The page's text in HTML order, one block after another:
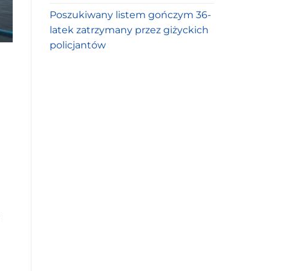
Poszukiwany listem gończym 36-
latek zatrzymany przez giżyckich
policjantów